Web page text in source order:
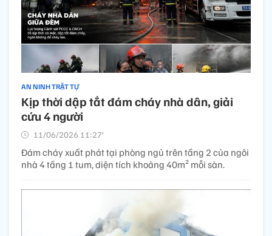
AN NINH TRẬT TỰ
Kịp thời dập tắt đám cháy nhà dân, giải
cứu 4 người
11/06/2026 11:27’
Đám cháy xuất phát tại phòng ngủ trên tầng 2 của ngôi
nhà 4 tầng 1 tum, diện tích khoảng 40m² mỗi sàn.